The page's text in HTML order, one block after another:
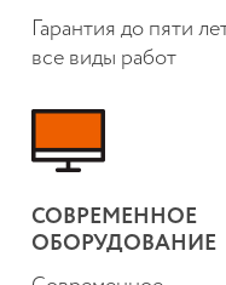
Гарантия до пяти
все виды работ
СОВРЕМЕННОЕ
ОБОРУДОВАНИЕ